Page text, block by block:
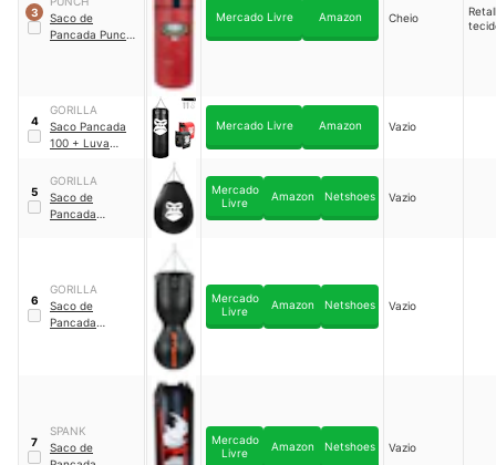
3
Saco de
Pancada Punch
Mercado Livre Amazon Cheio
4
GORILLA
Saco Pancada
100 + Luva
+ Suporte Gorilla
｜ KIT29A
Mercado Livre Amazon Vazio
5
GORILLA
Saco de
Pancada
Mercado
Livre
Amazon Netshoes Vazio
6
GORILLA
Saco de
Pancada
Mercado
Livre
Amazon Netshoes Vazio
7
SPANK
Saco de
Mercado
Livre
Amazon Netshoes Vazio